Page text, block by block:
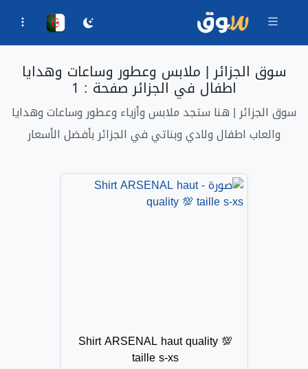
سوق الجزائر | ملابس وعطور وساعات وهدايا
اطفال في الجزائر صفحة : 1
سوق الجزائر | هنا ستجد ملابس وأزياء وعطور وساعات وهدايا
والعاب اطفال ولادي وبناتي في الجزائر بأفضل الأسعار
Shirt ARSENAL haut quality 💯
taille s-xs